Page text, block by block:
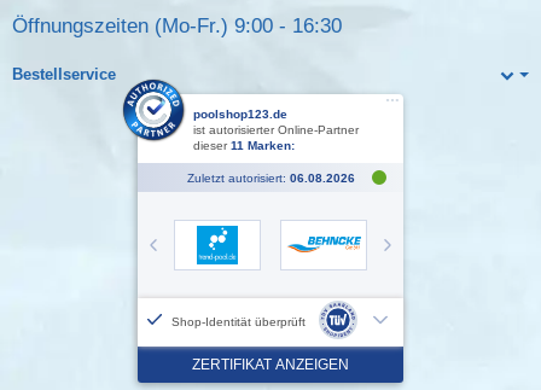
Öffnungszeiten (Mo-Fr.) 9:00 - 16:30
Bestellservice